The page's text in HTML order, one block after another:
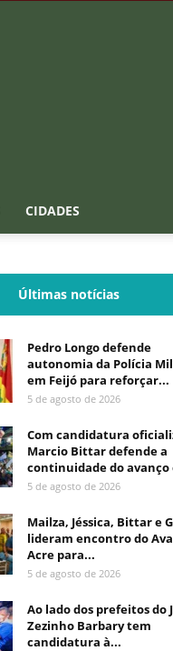
CIDADES
Últimas notícias
Pedro Longo defende
autonomia da Polícia
em Feijó para reforçar...
5 de agosto de 2026
Com candidatura
Marcio Bittar defende a
continuidade do avanço
5 de agosto de 2026
Mailza, Jéssica, Bittar e
lideram encontro do
Acre para...
5 de agosto de 2026
Ao lado dos prefeitos do
Zezinho Barbary tem
candidatura à...